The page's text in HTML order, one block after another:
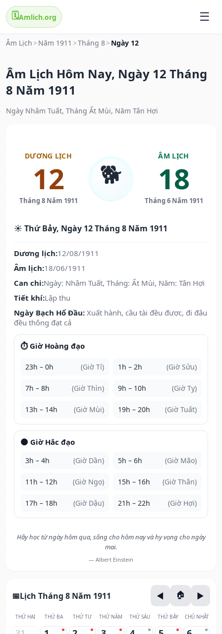
🗓️Amlich.org
Âm Lịch > Năm 1911 >Tháng 8> Ngày 12
Âm Lịch Hôm Nay, Ngày 12 Tháng
8 Năm 1911
Ngày Nhâm Tuất, Tháng Ất Mùi, Năm Tân Hợi
DƯƠNG LỊCH
12
Tháng 8 Năm 1911
🐕
ÂM LỊCH
18
Tháng 6 Năm 1911
☀️ Thứ Bảy, Ngày 12 Tháng 8 Năm 1911
Dương lịch:12/08/1911
Âm lịch:18/06/1911
Can chi:Ngày: Nhâm Tuất, Tháng: Ất Mùi, Năm: Tân Hợi
Tiết khí:Lập thu
Ngày Bạch Hổ Đầu: Xuất hành, cầu tài đều được, đi đâu
đều thông đạt cả
⏱️ Giờ Hoàng đạo
23h – 0h (Giờ Tí) 1h – 2h (Giờ Sửu)
7h – 8h (Giờ Thìn) 9h – 10h (Giờ Tỵ)
13h – 14h (Giờ Mùi) 19h – 20h (Giờ Tuất)
🌑 Giờ Hắc đạo
3h – 4h (Giờ Dần) 5h – 6h (Giờ Mão)
11h – 12h (Giờ Ngọ) 15h – 16h (Giờ Thân)
17h – 18h (Giờ Dậu) 21h – 22h (Giờ Hợi)
Hãy học từ ngày hôm qua, sống cho hôm nay và hy vọng cho ngày
mai.
— Albert Einstein
Lịch Tháng 8 Năm 1911
THỨ HAI THỨ BA THỨ TƯ THỨ NĂM THỨ SÁU THỨ BẢY CHỦ NHẬT